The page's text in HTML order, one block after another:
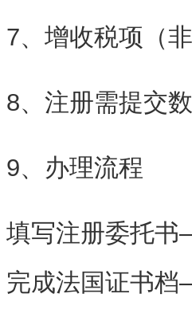
7、增收税项（
8、注册需提交
9、办理流程
填写注册委托
完成法国证书